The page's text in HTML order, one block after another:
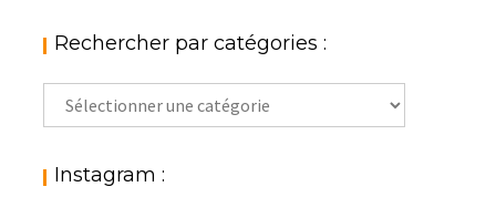
Rechercher par catégories :
Rechercher
par
: Instagram :